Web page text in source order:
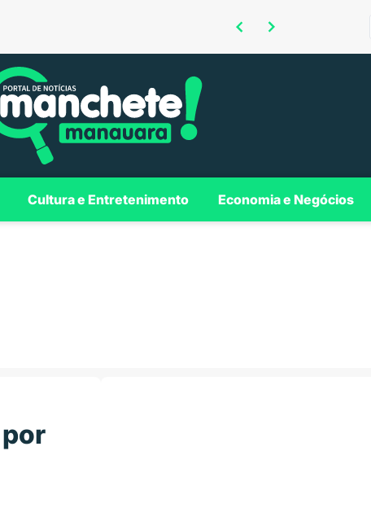
Cultura e Entretenimento Economia e Negócios